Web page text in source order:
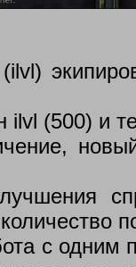
ilvl (500) и
с одним